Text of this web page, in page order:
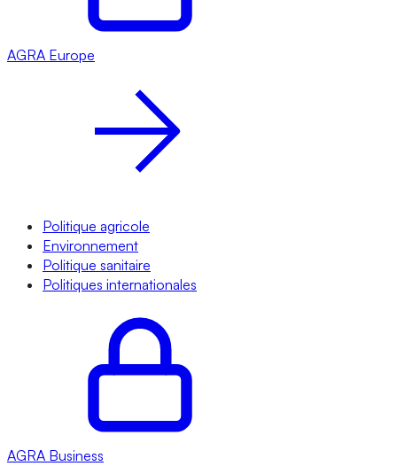
AGRA Europe
Politique agricole
Environnement
Politique sanitaire
Politiques internationales
AGRA Business